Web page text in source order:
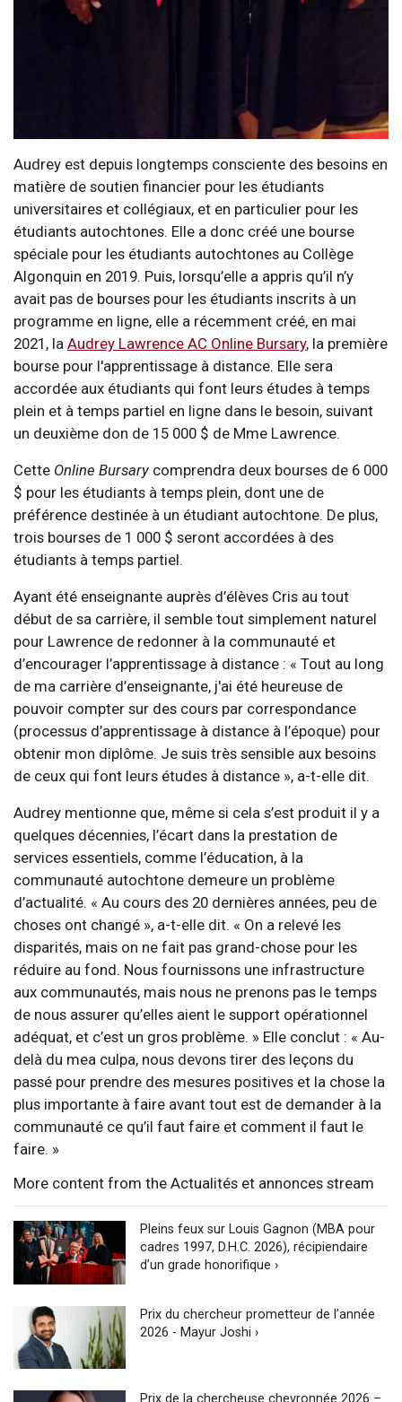
Audrey est depuis longtemps consciente des besoins en
matière de soutien financier pour les étudiants
universitaires et collégiaux, et en particulier pour les
étudiants autochtones. Elle a donc créé une bourse
spéciale pour les étudiants autochtones au Collège
Algonquin en 2019. Puis, lorsqu’elle a appris qu’il n’y
avait pas de bourses pour les étudiants inscrits à un
programme en ligne, elle a récemment créé, en mai
2021, la Audrey Lawrence AC Online Bursary, la première
bourse pour l'apprentissage à distance. Elle sera
accordée aux étudiants qui font leurs études à temps
plein et à temps partiel en ligne dans le besoin, suivant
un deuxième don de 15 000 $ de Mme Lawrence.
Cette Online Bursary comprendra deux bourses de 6 000
$ pour les étudiants à temps plein, dont une de
préférence destinée à un étudiant autochtone. De plus,
trois bourses de 1 000 $ seront accordées à des
étudiants à temps partiel.
Ayant été enseignante auprès d’élèves Cris au tout
début de sa carrière, il semble tout simplement naturel
pour Lawrence de redonner à la communauté et
d’encourager l’apprentissage à distance : « Tout au long
de ma carrière d’enseignante, j'ai été heureuse de
pouvoir compter sur des cours par correspondance
(processus d’apprentissage à distance à l’époque) pour
obtenir mon diplôme. Je suis très sensible aux besoins
de ceux qui font leurs études à distance », a-t-elle dit.
Audrey mentionne que, même si cela s’est produit il y a
quelques décennies, l’écart dans la prestation de
services essentiels, comme l’éducation, à la
communauté autochtone demeure un problème
d’actualité. « Au cours des 20 dernières années, peu de
choses ont changé », a-t-elle dit. « On a relevé les
disparités, mais on ne fait pas grand-chose pour les
réduire au fond. Nous fournissons une infrastructure
aux communautés, mais nous ne prenons pas le temps
de nous assurer qu’elles aient le support opérationnel
adéquat, et c’est un gros problème. » Elle conclut : « Au-
delà du mea culpa, nous devons tirer des leçons du
passé pour prendre des mesures positives et la chose la
plus importante à faire avant tout est de demander à la
communauté ce qu’il faut faire et comment il faut le
faire. »
More content from the Actualités et annonces stream
Pleins feux sur Louis Gagnon (MBA pour
cadres 1997, D.H.C. 2026), récipiendaire
d’un grade honorifique ›
Prix du chercheur prometteur de l’année
2026 - Mayur Joshi ›
Prix de la chercheuse chevronnée 2026 –